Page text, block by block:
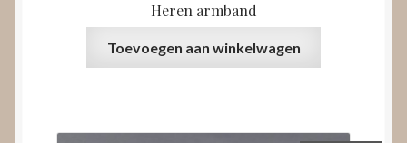
Heren armband
Toevoegen aan winkelwagen